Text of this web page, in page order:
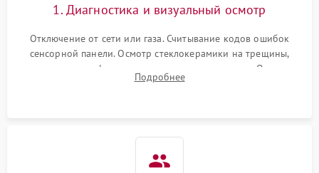
1. Диагностика и визуальный осмотр
Отключение от сети или газа. Считывание кодов ошибок
сенсорной панели. Осмотр стеклокерамики на трещины,
проверка конфорок на равномерность нагрева. Опрос
клиента о симптомах (не включается, не видит посуду,
Подробнее